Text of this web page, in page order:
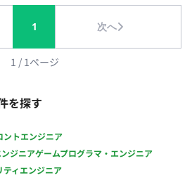
1 次へ
1 / 1ページ
を探す
ントエンジニア
ジニアゲームプログラマ・エンジニア
ティエンジニア